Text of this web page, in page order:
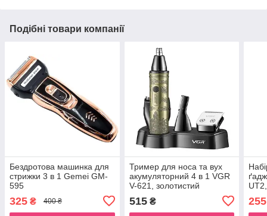
Подібні товари компанії
Бездротова машинка для
стрижки 3 в 1 Gemei GM-
595
325 ₴ 400 ₴
Тример для носа та вух
акумуляторний 4 в 1 VGR
V-621, золотистий
515₴ 255